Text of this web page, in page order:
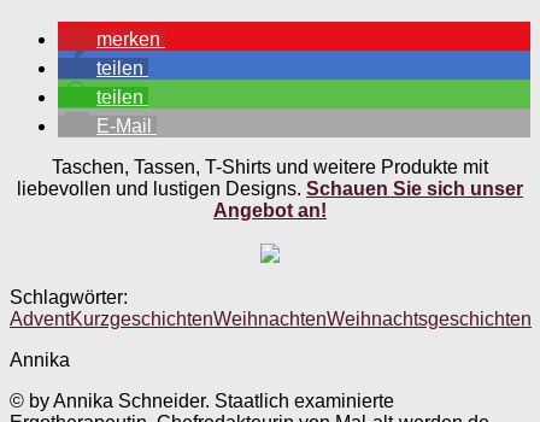
merken
teilen
teilen
E-Mail
Taschen, Tassen, T-Shirts und weitere Produkte mit
liebevollen und lustigen Designs. Schauen Sie sich unser
Angebot an!
Schlagwörter:
AdventKurzgeschichtenWeihnachtenWeihnachtsgeschichten
Annika
© by Annika Schneider. Staatlich examinierte